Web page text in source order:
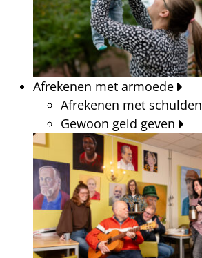
Afrekenen met armoede
Afrekenen met schulden
Gewoon geld geven